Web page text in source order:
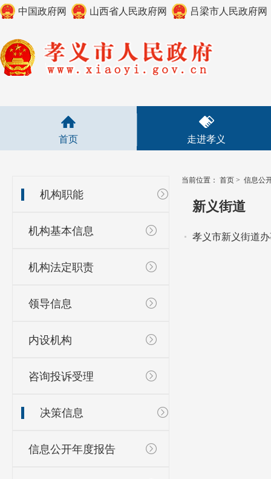
中国政府网 山西省人民政府网 吕梁市人民政府网
首页 走进孝义
机构职能
机构基本信息
机构法定职责
领导信息
内设机构
咨询投诉受理
决策信息
信息公开年度报告
当前位置： 首页 > 信息公
新义街道
孝义市新义街道